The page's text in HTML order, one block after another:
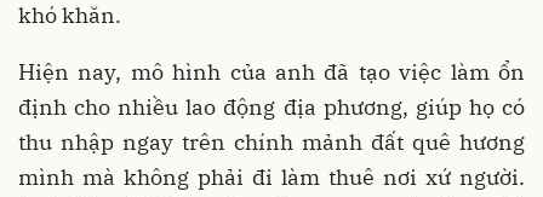
khó khăn.
Hiện nay, mô hình của anh đã tạo việc làm ổn
định cho nhiều lao động địa phương, giúp họ có
thu nhập ngay trên chính mảnh đất quê hương
mình mà không phải đi làm thuê nơi xứ người.